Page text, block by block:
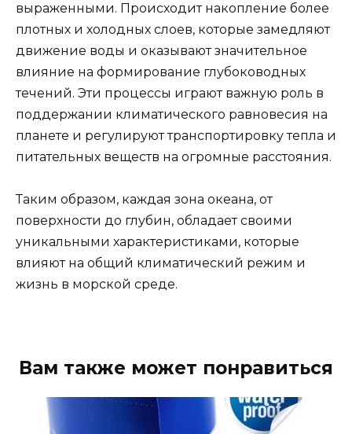
выраженными. Происходит накопление более
плотных и холодных слоев, которые замедляют
движение воды и оказывают значительное
влияние на формирование глубоководных
течений. Эти процессы играют важную роль в
поддержании климатического равновесия на
планете и регулируют транспортировку тепла и
питательных веществ на огромные расстояния.
Таким образом, каждая зона океана, от
поверхности до глубин, обладает своими
уникальными характеристиками, которые
влияют на общий климатический режим и
жизнь в морской среде.
Вам также может понравиться